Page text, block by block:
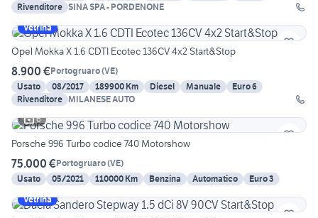
Rivenditore SINA SPA - PORDENONE
Vetrina
Opel Mokka X 1.6 CDTI Ecotec 136CV 4x2 Start&Stop
8.900 €Portogruaro(VE)
Usato
08/2017 189900 Km Diesel Manuale
Euro 6
Rivenditore MILANESE AUTO
6
Porsche 996 Turbo codice 740 Motorshow
75.000 €Portogruaro(VE)
Usato
05/2021 110000 Km Benzina Automatico
Euro 3
Vetrina